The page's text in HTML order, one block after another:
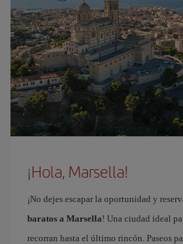
¡Hola, Marsella!
¡No dejes escapar la oportunidad y
baratos a Marsella! Una ciudad ideal
recorran hasta el último rincón. Paseos